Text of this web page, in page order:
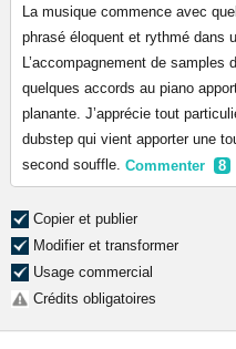
La musique commence avec
phrasé éloquent et rythmé dans
L’accompagnement de samples
quelques accords au piano
planante. J’apprécie tout
dubstep qui vient apporter une
second souffle. Commenter 8
Copier et publier
Modifier et transformer
Usage commercial
Crédits obligatoires